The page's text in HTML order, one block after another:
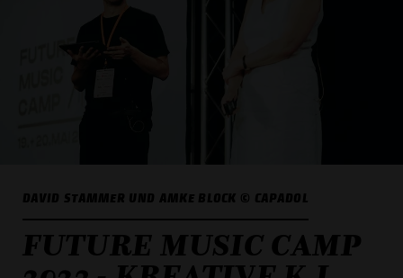
DAVID STAMMER UND AMKE BLOCK © CAPADOL
FUTURE MUSIC CAMP